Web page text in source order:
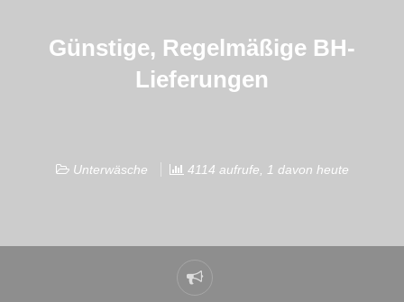
Günstige, Regelmäßige BH-
Lieferungen
Unterwäsche 4114 aufrufe, 1 davon heute
Problem